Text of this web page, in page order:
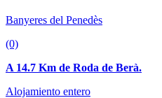
Banyeres del Penedès
(0)
A 14.7 Km de Roda de Berà.
Alojamiento entero